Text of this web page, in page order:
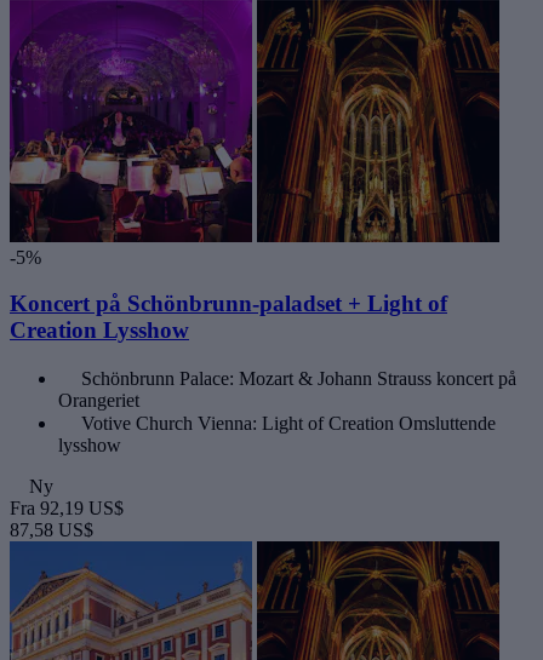
-5%
Koncert på Schönbrunn-paladset + Light of
Creation Lysshow
Schönbrunn Palace: Mozart & Johann Strauss koncert på
Orangeriet
Votive Church Vienna: Light of Creation Omsluttende
lysshow
Ny
Fra 92,19 US$
87,58 US$